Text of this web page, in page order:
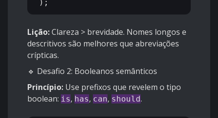
Lição:Clareza > brevidade. Nomes longos e
descritivos são melhores que abreviações
crípticas.
🔹 Desafio 2: Booleanos semânticos
Princípio: Use prefixos que revelem o tipo
boolean: is, has, can, should.